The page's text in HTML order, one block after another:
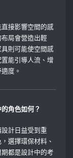
接影響空間的感
局會營造出輕
則可能使空間感
能引導人流、增
度。
角色如何？
計日益受到重
選擇環保材料、
都是設計中的考